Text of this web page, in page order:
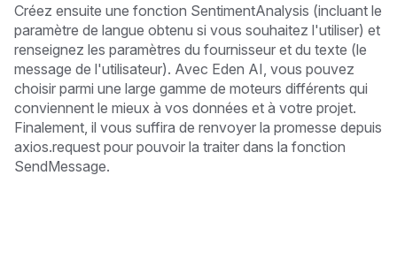
Créez ensuite une fonction SentimentAnalysis (incluant le
paramètre de langue obtenu si vous souhaitez l'utiliser) et
renseignez les paramètres du fournisseur et du texte (le
message de l'utilisateur). Avec Eden AI, vous pouvez
choisir parmi une large gamme de moteurs différents qui
conviennent le mieux à vos données et à votre projet.
Finalement, il vous suffira de renvoyer la promesse depuis
axios.request pour pouvoir la traiter dans la fonction
SendMessage.